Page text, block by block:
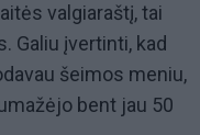
valgiaraštį, tai
Galiu įvertinti, kad
šeimos meniu,
bent jau 50